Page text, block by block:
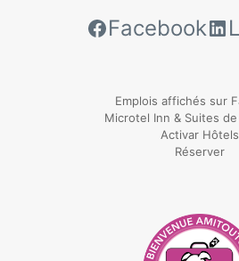
Facebook
Emplois affichés sur
Microtel Inn & Suites
Activar Hôtels
Réserver